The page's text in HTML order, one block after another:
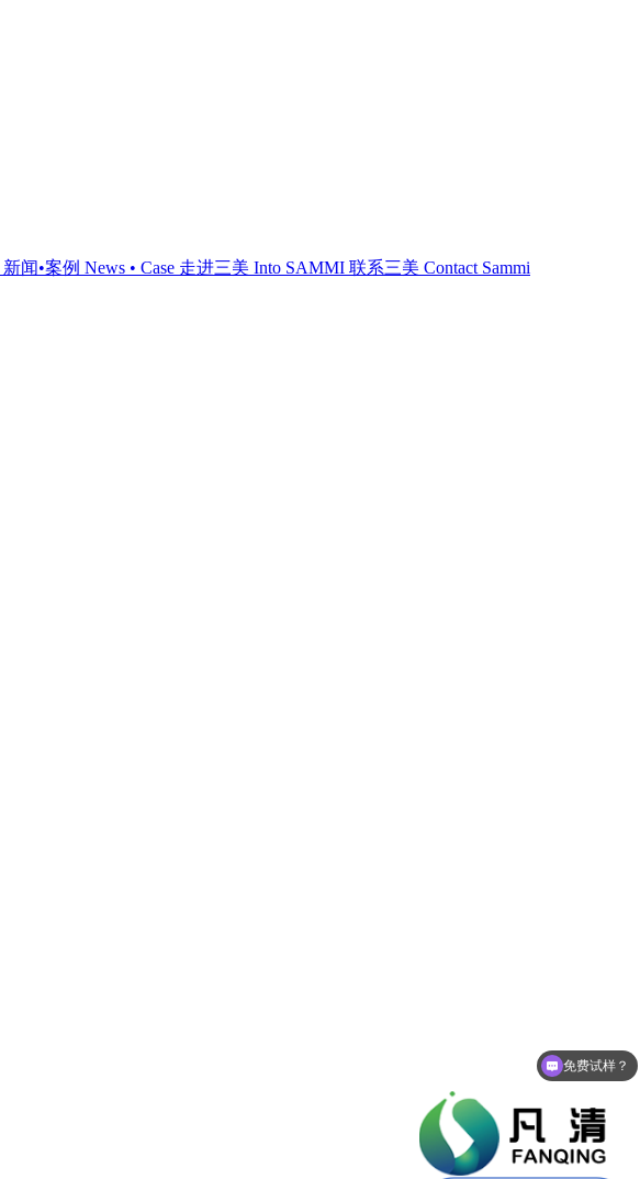
新闻•案例 News • Case 走进三美 Into SAMMI 联系三美 Contact Sammi
免费试样？